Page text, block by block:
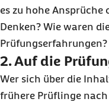
es zu hohe Ansprüche
Denken? Wie waren
Prüfungserfahrungen?
2. Auf die
Wer sich über die
frühere Prüflinge